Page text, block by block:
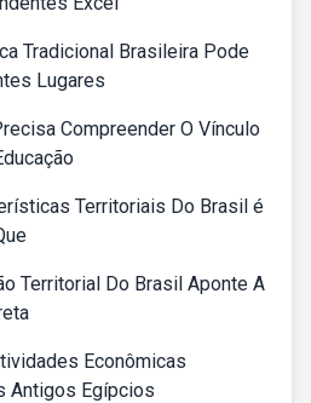
Tradicional Brasileira Pode
Lugares
Compreender O Vínculo
Territoriais Do Brasil é
Territorial Do Brasil Aponte A
Econômicas
Antigos Egípcios